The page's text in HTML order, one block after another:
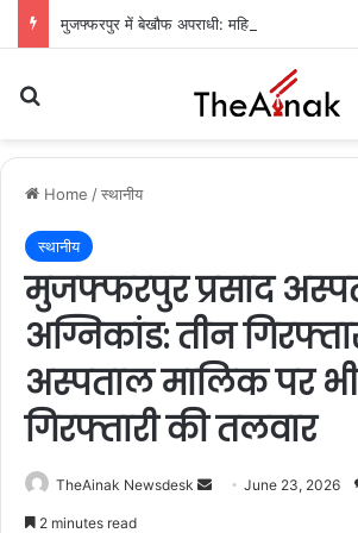
Home /स्थानीय
स्थानीय
मुजफ्फरपुर प्रसाद
अग्निकांड: तीन
अस्पताल मालिक पर
गिरफ्तारी की तलवार
TheAinak Newsdesk June 23, 2026
2 minutes read